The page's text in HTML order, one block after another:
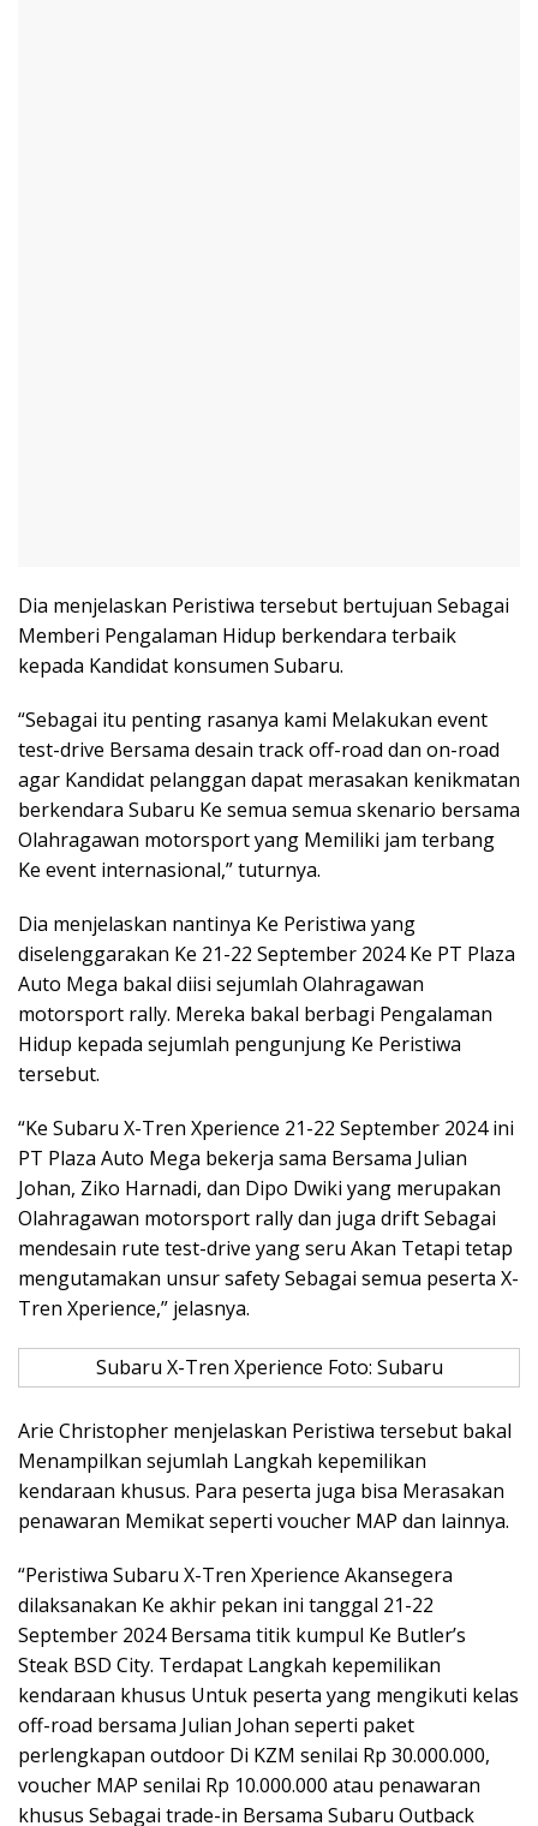
Dia menjelaskan Peristiwa tersebut bertujuan Sebagai
Memberi Pengalaman Hidup berkendara terbaik
kepada Kandidat konsumen Subaru.
“Sebagai itu penting rasanya kami Melakukan event
test-drive Bersama desain track off-road dan on-road
agar Kandidat pelanggan dapat merasakan kenikmatan
berkendara Subaru Ke semua semua skenario bersama
Olahragawan motorsport yang Memiliki jam terbang
Ke event internasional,” tuturnya.
Dia menjelaskan nantinya Ke Peristiwa yang
diselenggarakan Ke 21-22 September 2024 Ke PT Plaza
Auto Mega bakal diisi sejumlah Olahragawan
motorsport rally. Mereka bakal berbagi Pengalaman
Hidup kepada sejumlah pengunjung Ke Peristiwa
tersebut.
“Ke Subaru X-Tren Xperience 21-22 September 2024 ini
PT Plaza Auto Mega bekerja sama Bersama Julian
Johan, Ziko Harnadi, dan Dipo Dwiki yang merupakan
Olahragawan motorsport rally dan juga drift Sebagai
mendesain rute test-drive yang seru Akan Tetapi tetap
mengutamakan unsur safety Sebagai semua peserta X-
Tren Xperience,” jelasnya.
Subaru X-Tren Xperience Foto: Subaru
Arie Christopher menjelaskan Peristiwa tersebut bakal
Menampilkan sejumlah Langkah kepemilikan
kendaraan khusus. Para peserta juga bisa Merasakan
penawaran Memikat seperti voucher MAP dan lainnya.
“Peristiwa Subaru X-Tren Xperience Akansegera
dilaksanakan Ke akhir pekan ini tanggal 21-22
September 2024 Bersama titik kumpul Ke Butler’s
Steak BSD City. Terdapat Langkah kepemilikan
kendaraan khusus Untuk peserta yang mengikuti kelas
off-road bersama Julian Johan seperti paket
perlengkapan outdoor Di KZM senilai Rp 30.000.000,
voucher MAP senilai Rp 10.000.000 atau penawaran
khusus Sebagai trade-in Bersama Subaru Outback